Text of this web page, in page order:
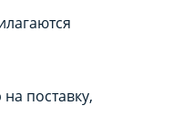
поставку,